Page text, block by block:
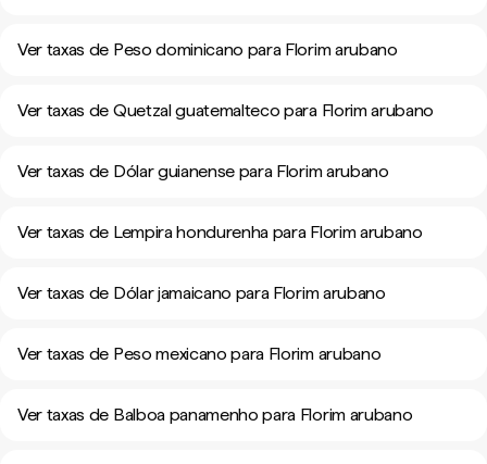
Ver taxas de Peso dominicano para Florim arubano
Ver taxas de Quetzal guatemalteco para Florim arubano
Ver taxas de Dólar guianense para Florim arubano
Ver taxas de Lempira hondurenha para Florim arubano
Ver taxas de Dólar jamaicano para Florim arubano
Ver taxas de Peso mexicano para Florim arubano
Ver taxas de Balboa panamenho para Florim arubano